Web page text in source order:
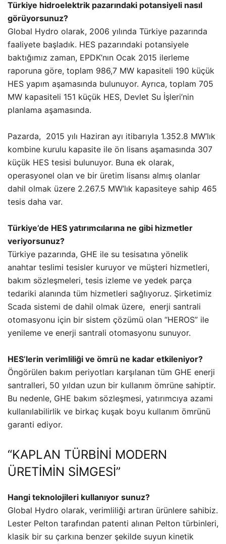
Türkiye hidroelektrik pazarındaki potansiyeli nasıl
görüyorsunuz?
Global Hydro olarak, 2006 yılında Türkiye pazarında
faaliyete başladık. HES pazarındaki potansiyele
baktığımız zaman, EPDK’nın Ocak 2015 ilerleme
raporuna göre, toplam 986,7 MW kapasiteli 190 küçük
HES yapım aşamasında bulunuyor. Ayrıca, toplam 705
MW kapasiteli 151 küçük HES, Devlet Su İşleri’nin
planlama aşamasında.
Pazarda, 2015 yılı Haziran ayı itibarıyla 1.352.8 MW’lık
kombine kurulu kapasite ile ön lisans aşamasında 307
küçük HES tesisi bulunuyor. Buna ek olarak,
operasyonel olan ve bir üretim lisansı almış olanlar
dahil olmak üzere 2.267.5 MW’lık kapasiteye sahip 465
tesis daha var.
Türkiye’de HES yatırımcılarına ne gibi hizmetler
veriyorsunuz?
Türkiye pazarında, GHE ile su tesisatına yönelik
anahtar teslimi tesisler kuruyor ve müşteri hizmetleri,
bakım sözleşmeleri, tesis izleme ve yedek parça
tedariki alanında tüm hizmetleri sağlıyoruz. Şirketimiz
Scada sistemi de dahil olmak üzere, enerji santrali
otomasyonu için bir sistem çözümü olan “HEROS” ile
yenileme ve enerji santrali otomasyonu sunuyor.
HES’lerin verimliliği ve ömrü ne kadar etkileniyor?
Öngörülen bakım periyotları karşılanan tüm GHE enerji
santralleri, 50 yıldan uzun bir kullanım ömrüne sahiptir.
Bu nedenle, GHE bakım sözleşmesi, yatırımcıya azami
kullanılabilirlik ve birkaç kuşak boyu kullanım ömrünü
garanti ediyor.
“KAPLAN TÜRBİNİ MODERN
ÜRETİMİN SİMGESİ”
Hangi teknolojileri kullanıyor sunuz?
Global Hydro olarak, verimliliği artıran ürünlere sahibiz.
Lester Pelton tarafından patenti alınan Pelton türbinleri,
klasik bir su çarkına benzer şekilde suyun kinetik